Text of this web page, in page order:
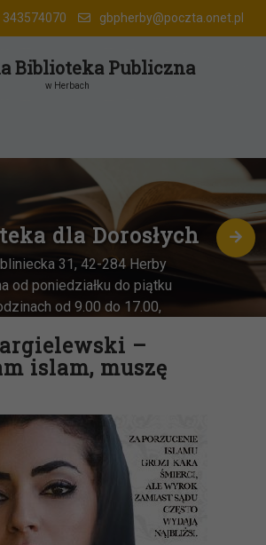
343574070 gbpherby@poczta.onet.pl
Biblioteka Publiczna
w Herbach
dla Dorosłych
31, 42-284 Herby
od poniedziałku do piątku
od 9.00 do 17.00,
w godz. 9:00-13:00 –
islam, muszę